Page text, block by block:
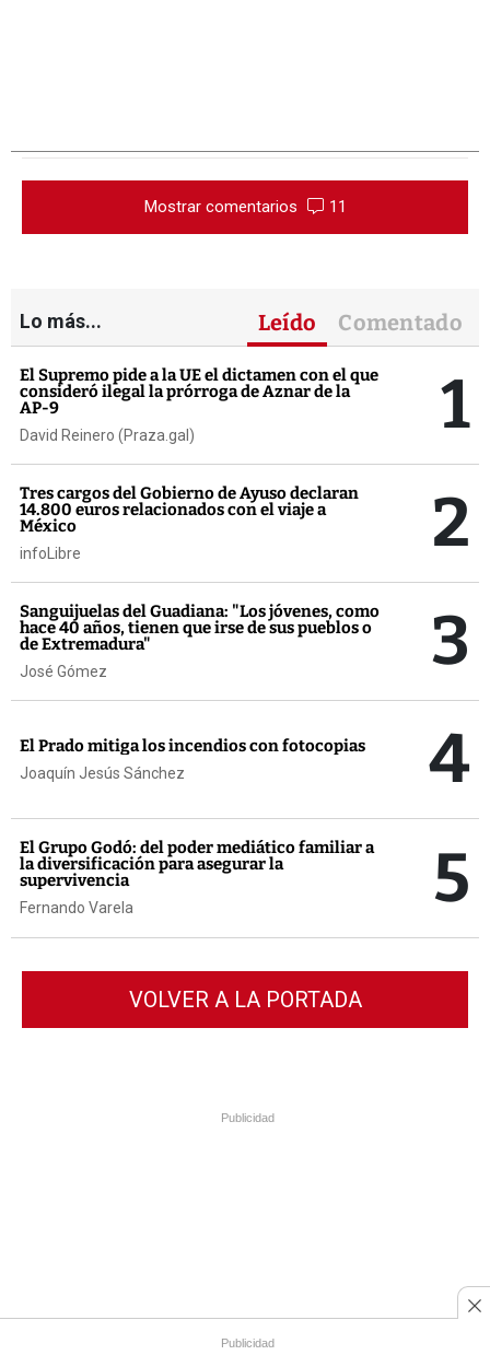
Mostrar comentarios 11
Lo más... Leído Comentado
El Supremo pide a la UE el dictamen con el que
consideró ilegal la prórroga de Aznar de la
AP-9
David Reinero (Praza.gal) 1
Tres cargos del Gobierno de Ayuso declaran
14.800 euros relacionados con el viaje a
México
infoLibre 2
Sanguijuelas del Guadiana: "Los jóvenes, como
hace 40 años, tienen que irse de sus pueblos o
de Extremadura"
José Gómez 3
El Prado mitiga los incendios con fotocopias
Joaquín Jesús Sánchez 4
El Grupo Godó: del poder mediático familiar a
la diversificación para asegurar la
supervivencia
Fernando Varela 5
VOLVER A LA PORTADA
Publicidad
Publicidad